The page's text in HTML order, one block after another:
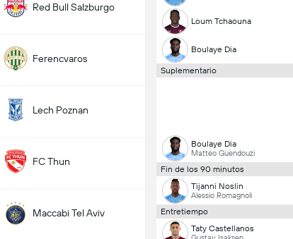
Red Bull Salzburgo
Ferencvaros
Lech Poznan
FC Thun
Maccabi Tel Aviv
Loum Tchaouna
Boulaye Dia
Suplementario
Boulaye Dia
Matteo Guendouzi
Fin de los 90 minutos
Tijanni Noslin
Alessio Romagnoli
Entretiempo
Taty Castellanos